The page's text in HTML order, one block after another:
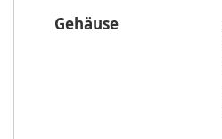
Gehäuse